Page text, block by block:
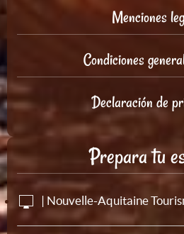
Menciones
Condiciones
Declaración de
Prepara tu
| Nouvelle-Aquitaine